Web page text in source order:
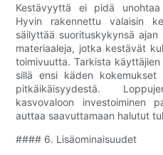
Kestävyyttä ei pidä unohtaa
Hyvin rakennettu valaisin
säilyttää suorituskykynsä
materiaaleja, jotka kestävät
toimivuutta. Tarkista
sillä ensi käden
pitkäikäisyydestä.
kasvovaloon investoiminen
auttaa saavuttamaan halutut
#### 6. Lisäominaisuudet